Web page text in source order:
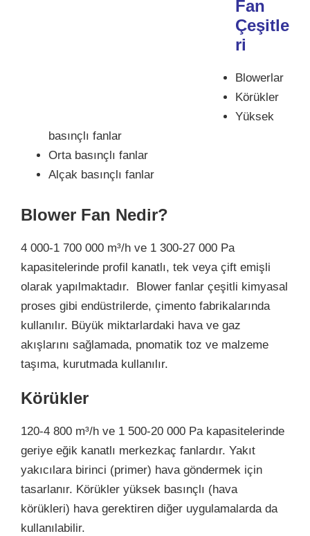
Fan
Çeşitle
ri
Blowerlar
Körükler
Yüksek
basınçlı fanlar
Orta basınçlı fanlar
Alçak basınçlı fanlar
Blower Fan Nedir?
4 000-1 700 000 m³/h ve 1 300-27 000 Pa
kapasitelerinde profil kanatlı, tek veya çift emişli
olarak yapılmaktadır. Blower fanlar çeşitli kimyasal
proses gibi endüstrilerde, çimento fabrikalarında
kullanılır. Büyük miktarlardaki hava ve gaz
akışlarını sağlamada, pnomatik toz ve malzeme
taşıma, kurutmada kullanılır.
Körükler
120-4 800 m³/h ve 1 500-20 000 Pa kapasitelerinde
geriye eğik kanatlı merkezkaç fanlardır. Yakıt
yakıcılara birinci (primer) hava göndermek için
tasarlanır. Körükler yüksek basınçlı (hava
körükleri) hava gerektiren diğer uygulamalarda da
kullanılabilir.